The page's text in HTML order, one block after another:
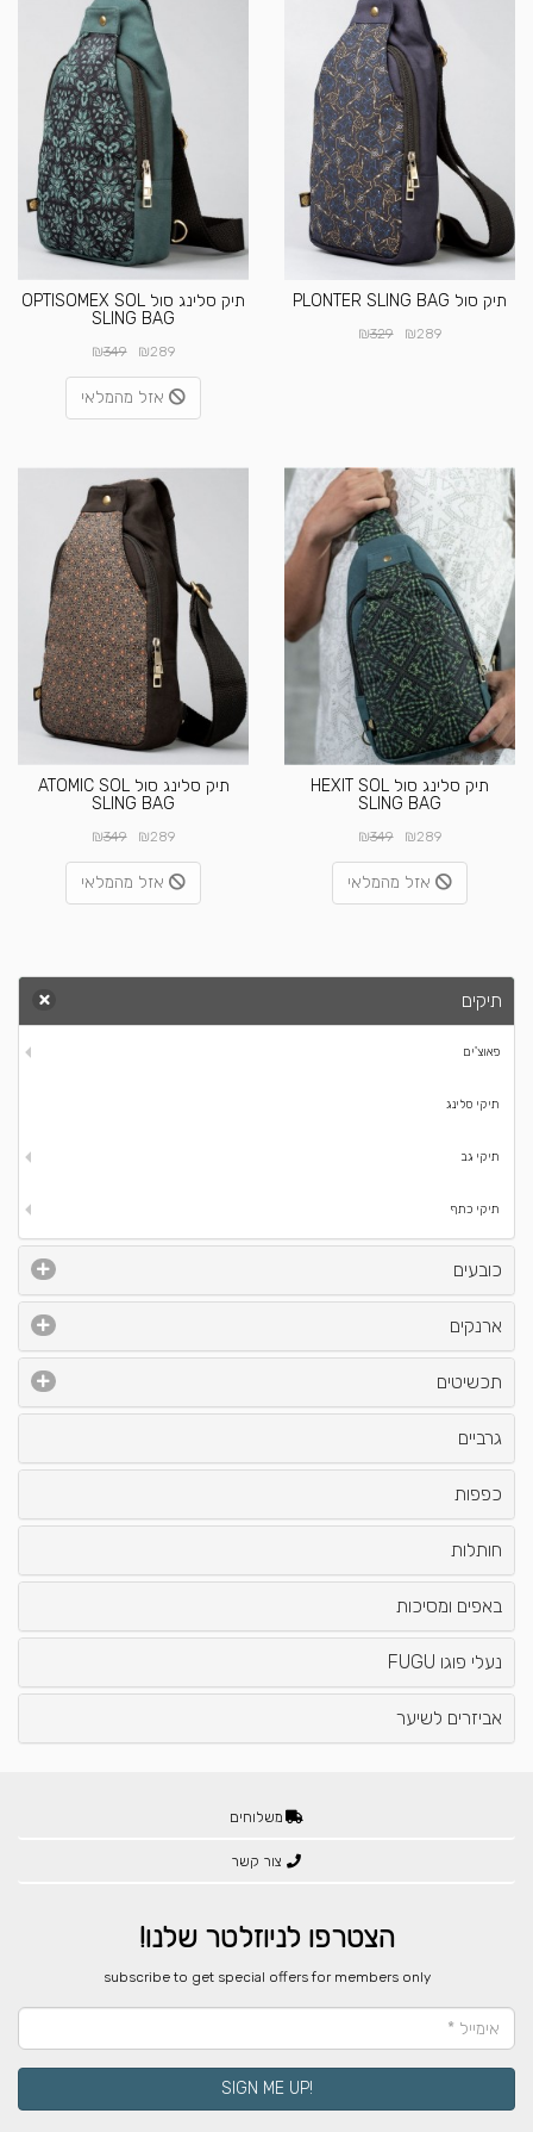
תיק סול PLONTER SLING BAG
₪289
₪329
תיק סלינג סול OPTISOMEX SOL
SLING BAG
₪289
₪349
אזל מהמלאי
תיק סלינג סול HEXIT SOL
SLING BAG
₪289
₪349
אזל מהמלאי
תיק סלינג סול ATOMIC SOL
SLING BAG
₪289
₪349
אזל מהמלאי
תיקים
פאוצ'ים
תיקי סלינג
תיקי גב
תיקי כתף
כובעים
ארנקים
תכשיטים
גרביים
כפפות
חותלות
באפים ומסיכות
נעלי פוגו FUGU
אביזרים לשיער
משלוחים
צור קשר
הצטרפו לניוזלטר שלנו!
​subscribe to get special offers for members only
!SIGN ME UP